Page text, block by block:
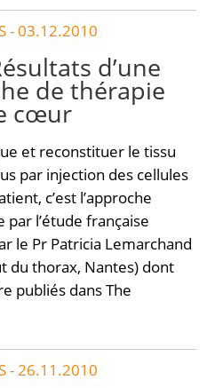
- 03.12.2010
d’une
de thérapie
cœur
et reconstituer le tissu
par injection des cellules
c’est l’approche
l’étude française
le Pr Patricia Lemarchand
du thorax, Nantes) dont
publiés dans The
- 26.11.2010